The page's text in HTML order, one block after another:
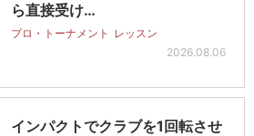
ら直接受け…
プロ・トーナメント レッスン
2026.08.06
インパクトでクラブを1回転させ